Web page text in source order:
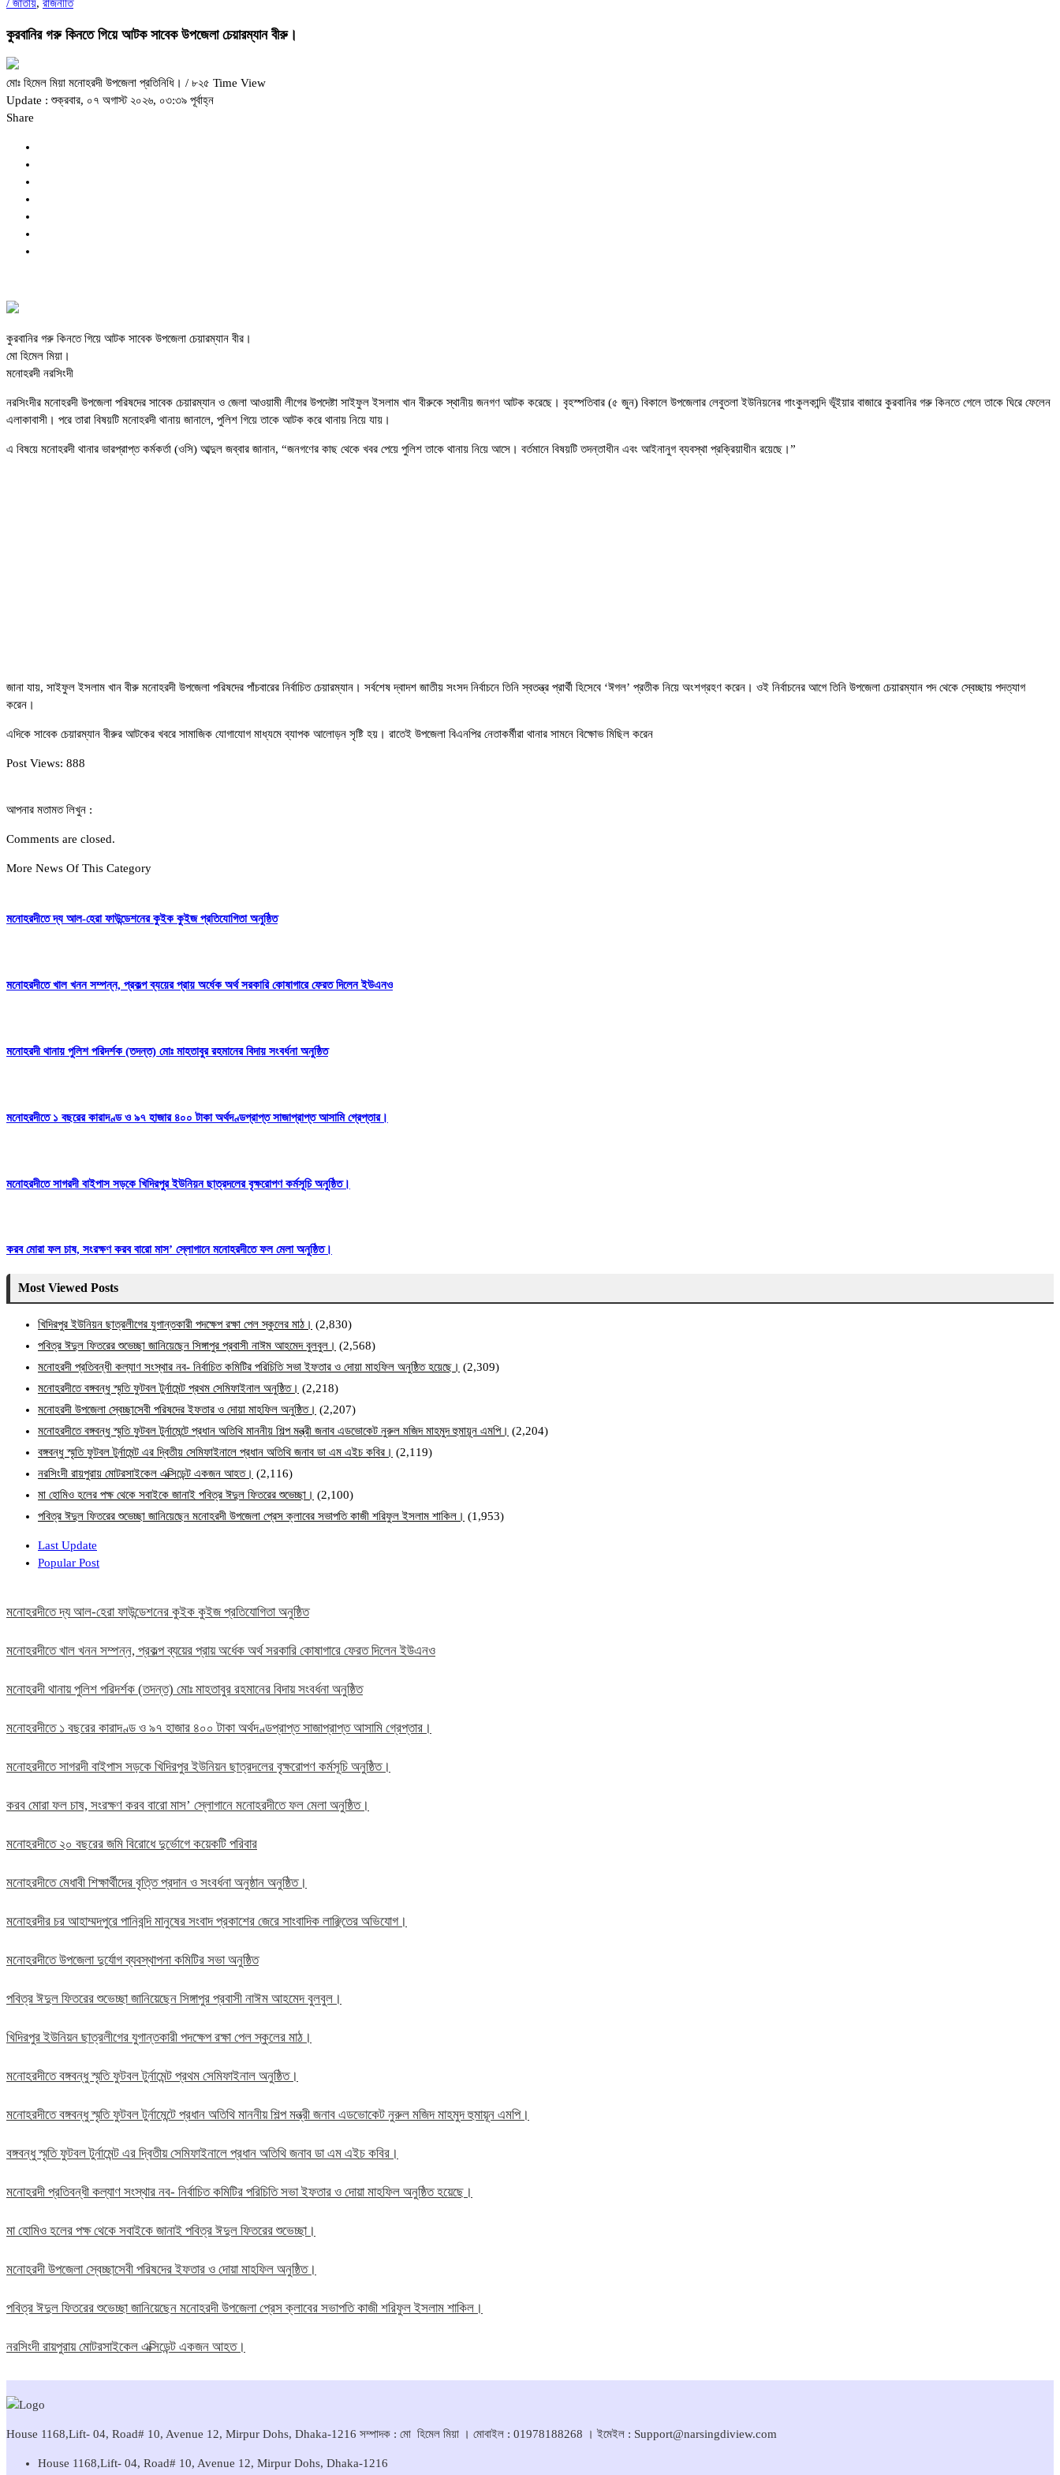
/ জাতীয়, রাজনীতি
কুরবানির গরু কিনতে গিয়ে আটক সাবেক উপজেলা চেয়ারম্যান বীরু।
মোঃ হিমেল মিয়া মনোহরদী উপজেলা প্রতিনিধি। / ৮২৫ Time View
Update : শুক্রবার, ০৭ অগাস্ট ২০২৬, ০৩:৩৯ পূর্বাহ্ন
Share
কুরবানির গরু কিনতে গিয়ে আটক সাবেক উপজেলা চেয়ারম্যান বীর।
মো হিমেল মিয়া।
মনোহরদী নরসিংদী
নরসিংদীর মনোহরদী উপজেলা পরিষদের সাবেক চেয়ারম্যান ও জেলা আওয়ামী লীগের উপদেষ্টা সাইফুল ইসলাম খান বীরুকে স্থানীয় জনগণ আটক করেছে। বৃহস্পতিবার (৫ জুন) বিকালে উপজেলার লেবুতলা ইউনিয়নের গাংকুলকান্দি ভূঁইয়ার বাজারে কুরবানির গরু কিনতে গেলে তাকে ঘিরে ফেলেন
এলাকাবাসী। পরে তারা বিষয়টি মনোহরদী থানায় জানালে, পুলিশ গিয়ে তাকে আটক করে থানায় নিয়ে যায়।
এ বিষয়ে মনোহরদী থানার ভারপ্রাপ্ত কর্মকর্তা (ওসি) আব্দুল জব্বার জানান, “জনগণের কাছ থেকে খবর পেয়ে পুলিশ তাকে থানায় নিয়ে আসে। বর্তমানে বিষয়টি তদন্তাধীন এবং আইনানুগ ব্যবস্থা প্রক্রিয়াধীন রয়েছে।”
জানা যায়, সাইফুল ইসলাম খান বীরু মনোহরদী উপজেলা পরিষদের পাঁচবারের নির্বাচিত চেয়ারম্যান। সর্বশেষ দ্বাদশ জাতীয় সংসদ নির্বাচনে তিনি স্বতন্ত্র প্রার্থী হিসেবে ‘ঈগল’ প্রতীক নিয়ে অংশগ্রহণ করেন। ওই নির্বাচনের আগে তিনি উপজেলা চেয়ারম্যান পদ থেকে স্বেচ্ছায় পদত্যাগ
করেন।
এদিকে সাবেক চেয়ারম্যান বীরুর আটকের খবরে সামাজিক যোগাযোগ মাধ্যমে ব্যাপক আলোড়ন সৃষ্টি হয়। রাতেই উপজেলা বিএনপির নেতাকর্মীরা থানার সামনে বিক্ষোভ মিছিল করেন
Post Views: 888
আপনার মতামত লিখুন :
Comments are closed.
More News Of This Category
মনোহরদীতে দ্য আল-হেরা ফাউন্ডেশনের কুইক কুইজ প্রতিযোগিতা অনুষ্ঠিত
মনোহরদীতে খাল খনন সম্পন্ন, প্রকল্প ব্যয়ের প্রায় অর্ধেক অর্থ সরকারি কোষাগারে ফেরত দিলেন ইউএনও
মনোহরদী থানায় পুলিশ পরিদর্শক (তদন্ত) মোঃ মাহতাবুর রহমানের বিদায় সংবর্ধনা অনুষ্ঠিত
মনোহরদীতে ১ বছরের কারাদণ্ড ও ৯৭ হাজার ৪০০ টাকা অর্থদণ্ডপ্রাপ্ত সাজাপ্রাপ্ত আসামি গ্রেপ্তার।
মনোহরদীতে সাগরদী বাইপাস সড়কে খিদিরপুর ইউনিয়ন ছাত্রদলের বৃক্ষরোপণ কর্মসূচি অনুষ্ঠিত।
করব মোরা ফল চাষ, সংরক্ষণ করব বারো মাস’ স্লোগানে মনোহরদীতে ফল মেলা অনুষ্ঠিত।
Most Viewed Posts
খিদিরপুর ইউনিয়ন ছাত্রলীগের যুগান্তকারী পদক্ষেপ রক্ষা পেল স্কুলের মাঠ। (2,830)
পবিত্র ঈদুল ফিতরের শুভেচ্ছা জানিয়েছেন সিঙ্গাপুর প্রবাসী নাঈম আহমেদ বুলবুল। (2,568)
মনোহরদী প্রতিবন্ধী কল্যাণ সংস্থার নব- নির্বাচিত কমিটির পরিচিতি সভা ইফতার ও দোয়া মাহফিল অনুষ্ঠিত হয়েছে। (2,309)
মনোহরদীতে বঙ্গবন্ধু স্মৃতি ফুটবল টুর্নামেন্ট প্রথম সেমিফাইনাল অনুষ্ঠিত। (2,218)
মনোহরদী উপজেলা স্বেচ্ছাসেবী পরিষদের ইফতার ও দোয়া মাহফিল অনুষ্ঠিত। (2,207)
মনোহরদীতে বঙ্গবন্ধু স্মৃতি ফুটবল টুর্নামেন্টে প্রধান অতিথি মাননীয় শিল্প মন্ত্রী জনাব এডভোকেট নুরুল মজিদ মাহমুদ হুমায়ূন এমপি। (2,204)
বঙ্গবন্ধু স্মৃতি ফুটবল টুর্নামেন্ট এর দ্বিতীয় সেমিফাইনালে প্রধান অতিথি জনাব ডা এম এইচ কবির। (2,119)
নরসিংদী রায়পুরায় মোটরসাইকেল এক্সিডেন্ট একজন আহত। (2,116)
মা হোমিও হলের পক্ষ থেকে সবাইকে জানাই পবিত্র ঈদুল ফিতরের শুভেচ্ছা। (2,100)
পবিত্র ঈদুল ফিতরের শুভেচ্ছা জানিয়েছেন মনোহরদী উপজেলা প্রেস ক্লাবের সভাপতি কাজী শরিফুল ইসলাম শাকিল। (1,953)
Last Update
Popular Post
মনোহরদীতে দ্য আল-হেরা ফাউন্ডেশনের কুইক কুইজ প্রতিযোগিতা অনুষ্ঠিত
মনোহরদীতে খাল খনন সম্পন্ন, প্রকল্প ব্যয়ের প্রায় অর্ধেক অর্থ সরকারি কোষাগারে ফেরত দিলেন ইউএনও
মনোহরদী থানায় পুলিশ পরিদর্শক (তদন্ত) মোঃ মাহতাবুর রহমানের বিদায় সংবর্ধনা অনুষ্ঠিত
মনোহরদীতে ১ বছরের কারাদণ্ড ও ৯৭ হাজার ৪০০ টাকা অর্থদণ্ডপ্রাপ্ত সাজাপ্রাপ্ত আসামি গ্রেপ্তার।
মনোহরদীতে সাগরদী বাইপাস সড়কে খিদিরপুর ইউনিয়ন ছাত্রদলের বৃক্ষরোপণ কর্মসূচি অনুষ্ঠিত।
করব মোরা ফল চাষ, সংরক্ষণ করব বারো মাস’ স্লোগানে মনোহরদীতে ফল মেলা অনুষ্ঠিত।
মনোহরদীতে ২০ বছরের জমি বিরোধে দুর্ভোগে কয়েকটি পরিবার
মনোহরদীতে মেধাবী শিক্ষার্থীদের বৃত্তি প্রদান ও সংবর্ধনা অনুষ্ঠান অনুষ্ঠিত।
মনোহরদীর চর আহাম্মদপুরে পানিবন্দি মানুষের সংবাদ প্রকাশের জেরে সাংবাদিক লাঞ্ছিতের অভিযোগ।
মনোহরদীতে উপজেলা দুর্যোগ ব্যবস্থাপনা কমিটির সভা অনুষ্ঠিত
পবিত্র ঈদুল ফিতরের শুভেচ্ছা জানিয়েছেন সিঙ্গাপুর প্রবাসী নাঈম আহমেদ বুলবুল।
খিদিরপুর ইউনিয়ন ছাত্রলীগের যুগান্তকারী পদক্ষেপ রক্ষা পেল স্কুলের মাঠ।
মনোহরদীতে বঙ্গবন্ধু স্মৃতি ফুটবল টুর্নামেন্ট প্রথম সেমিফাইনাল অনুষ্ঠিত।
মনোহরদীতে বঙ্গবন্ধু স্মৃতি ফুটবল টুর্নামেন্টে প্রধান অতিথি মাননীয় শিল্প মন্ত্রী জনাব এডভোকেট নুরুল মজিদ মাহমুদ হুমায়ূন এমপি।
বঙ্গবন্ধু স্মৃতি ফুটবল টুর্নামেন্ট এর দ্বিতীয় সেমিফাইনালে প্রধান অতিথি জনাব ডা এম এইচ কবির।
মনোহরদী প্রতিবন্ধী কল্যাণ সংস্থার নব- নির্বাচিত কমিটির পরিচিতি সভা ইফতার ও দোয়া মাহফিল অনুষ্ঠিত হয়েছে।
মা হোমিও হলের পক্ষ থেকে সবাইকে জানাই পবিত্র ঈদুল ফিতরের শুভেচ্ছা।
মনোহরদী উপজেলা স্বেচ্ছাসেবী পরিষদের ইফতার ও দোয়া মাহফিল অনুষ্ঠিত।
পবিত্র ঈদুল ফিতরের শুভেচ্ছা জানিয়েছেন মনোহরদী উপজেলা প্রেস ক্লাবের সভাপতি কাজী শরিফুল ইসলাম শাকিল।
নরসিংদী রায়পুরায় মোটরসাইকেল এক্সিডেন্ট একজন আহত।
House 1168,Lift- 04, Road# 10, Avenue 12, Mirpur Dohs, Dhaka-1216 সম্পাদক : মো হিমেল মিয়া । মোবাইল : 01978188268 । ইমেইল : Support@narsingdiview.com
House 1168,Lift- 04, Road# 10, Avenue 12, Mirpur Dohs, Dhaka-1216